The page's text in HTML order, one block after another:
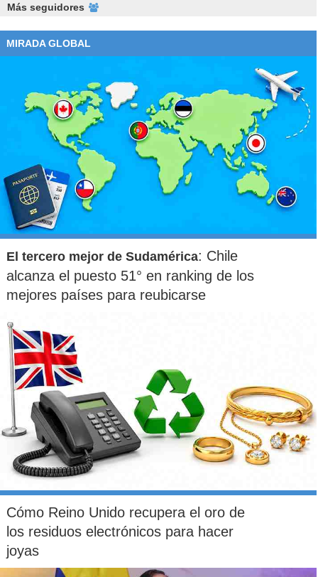
Más seguidores
MIRADA GLOBAL
El tercero mejor de Sudamérica: Chile
alcanza el puesto 51° en ranking de los
mejores países para reubicarse
Cómo Reino Unido recupera el oro de
los residuos electrónicos para hacer
joyas